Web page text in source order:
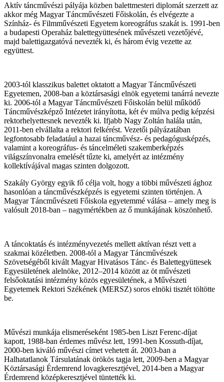
Aktív táncművészi pályája közben balettmesteri diplomát szerzett az
akkor még Magyar Táncművészeti Főiskolán, és elvégezte a
Színház- és Filmművészeti Egyetem koreográfus szakát is. 1991-ben
a budapesti Operaház balettegyüttesének művészeti vezetőjévé,
majd balettigazgatóvá nevezték ki, és három évig vezette az
együttest.
2003-tól klasszikus balettet oktatott a Magyar Táncművészeti
Egyetemen, 2008-ban a köztársasági elnök egyetemi tanárrá nevezte
ki. 2006-tól a Magyar Táncművészeti Főiskolán belül működő
Táncművészképző Intézetet irányította, két év múlva pedig képzési
rektorhelyettesnek nevezték ki. Ifjabb Nagy Zoltán halála után,
2011-ben elvállalta a rektori felkérést. Vezetői pályázatában
legfontosabb feladatául a hazai táncművész- és pedagógusképzés,
valamint a koreográfus- és táncelméleti szakemberképzés
világszínvonalra emelését tűzte ki, amelyért az intézmény
kollektívájával magas szinten dolgozott.
Szakály György egyik fő célja volt, hogy a többi művészeti ághoz
hasonlóan a táncművészképzés is egyetemi szinten történjen. A
Magyar Táncművészeti Főiskola egyetemmé válása – amely meg is
valósult 2018-ban – nagymértékben az ő munkájának köszönhető.
A táncoktatás és intézményvezetés mellett aktívan részt vett a
szakmai közéletben. 2008-tól a Magyar Táncművészek
Szövetségéből kivált Magyar Hivatásos Tánc- és Balettegyüttesek
Egyesületének alelnöke, 2012–2014 között az öt művészeti
felsőoktatási intézmény közös egyesületének, a Művészeti
Egyetemek Rektori Székének (MERSZ) soros elnöki tisztét töltötte
be.
Művészi munkája elismeréseként 1985-ben Liszt Ferenc-díjat
kapott, 1988-ban érdemes művész lett, 1991-ben Kossuth-díjat,
2000-ben kiváló művészi címet vehetett át. 2003-ban a
Halhatatlanok Társulatának örökös tagja lett, 2009-ben a Magyar
Köztársasági Érdemrend lovagkeresztjével, 2014-ben a Magyar
Érdemrend középkeresztjével tüntették ki.